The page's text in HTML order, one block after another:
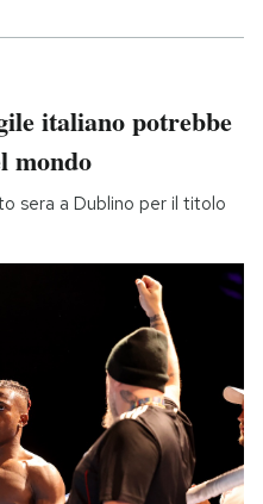
italiano potrebbe
mondo
sera a Dublino per il titolo